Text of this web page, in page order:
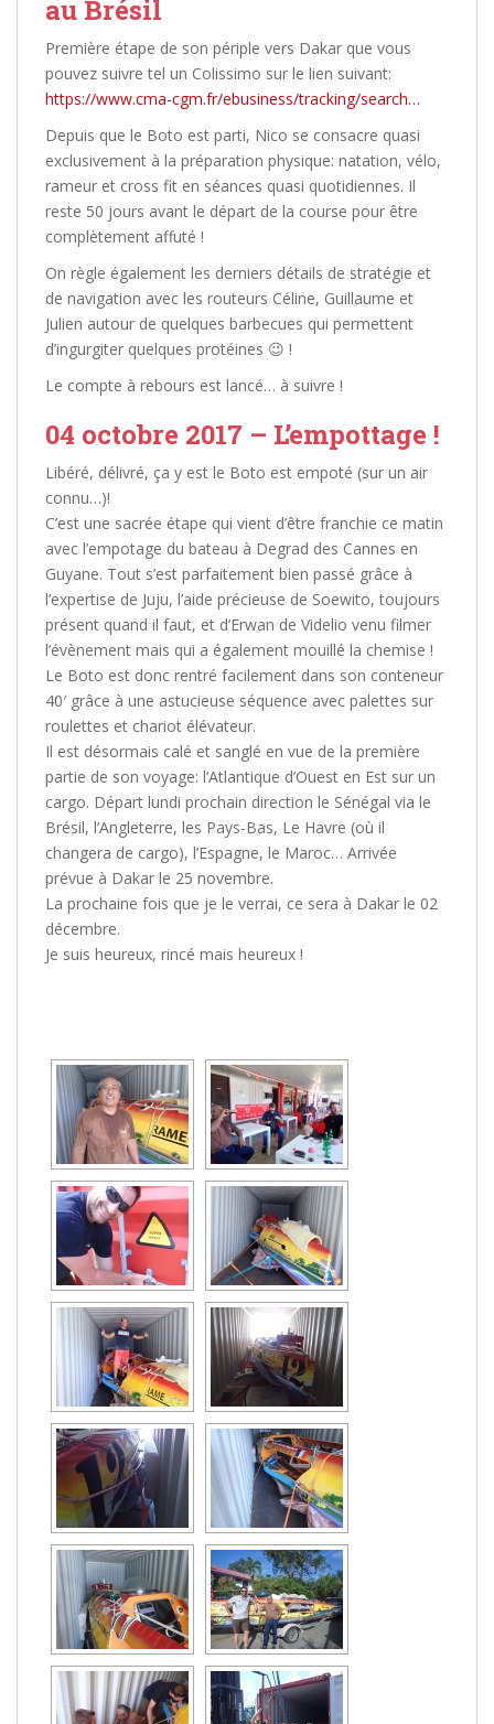
au Brésil
Première étape de son périple vers Dakar que vous
pouvez suivre tel un Colissimo sur le lien suivant:
https://www.cma-cgm.fr/ebusiness/tracking/search…
Depuis que le Boto est parti, Nico se consacre quasi
exclusivement à la préparation physique: natation, vélo,
rameur et cross fit en séances quasi quotidiennes. Il
reste 50 jours avant le départ de la course pour être
complètement affuté !
On règle également les derniers détails de stratégie et
de navigation avec les routeurs Céline, Guillaume et
Julien autour de quelques barbecues qui permettent
d’ingurgiter quelques protéines 😉 !
Le compte à rebours est lancé… à suivre !
04 octobre 2017 – L’empottage !
Libéré, délivré, ça y est le Boto est empoté (sur un air
connu…)!
C’est une sacrée étape qui vient d’être franchie ce matin
avec l’empotage du bateau à Degrad des Cannes en
Guyane. Tout s’est parfaitement bien passé grâce à
l’expertise de Juju, l’aide précieuse de Soewito, toujours
présent quand il faut, et d’Erwan de Videlio venu filmer
l’évènement mais qui a également mouillé la chemise !
Le Boto est donc rentré facilement dans son conteneur
40′ grâce à une astucieuse séquence avec palettes sur
roulettes et chariot élévateur.
Il est désormais calé et sanglé en vue de la première
partie de son voyage: l’Atlantique d’Ouest en Est sur un
cargo. Départ lundi prochain direction le Sénégal via le
Brésil, l’Angleterre, les Pays-Bas, Le Havre (où il
changera de cargo), l’Espagne, le Maroc… Arrivée
prévue à Dakar le 25 novembre.
La prochaine fois que je le verrai, ce sera à Dakar le 02
décembre.
Je suis heureux, rincé mais heureux !